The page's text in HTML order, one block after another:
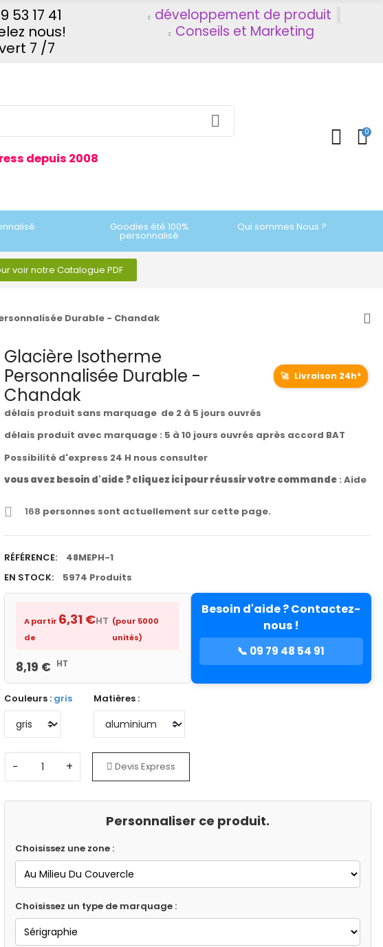
53 17 41
nous!
7 /7
développement de produit
Conseils et Marketing
depuis 2008
0
Goodies été 100%
personnalisé
Qui sommes Nous ?
voir notre Catalogue PDF
Durable - Chandak
Glacière Isotherme
Personnalisée Durable -
Chandak
🚀 Livraison 24h*
délais produit sans marquage de 2 à 5 jours ouvrés
délais produit avec marquage : 5 à 10 jours ouvrés après accord BAT
Possibilité d'express 24 H nous consulter
vous avez besoin d'aide ? cliquez ici pour réussir votre commande: Aide
168 personnes sont actuellement sur cette page.
RÉFÉRENCE:
48MEPH-1
EN STOCK:
5974 Produits
A partir
de
6,31 €HT (pour 5000
unités)
8,19 € HT
Besoin d'aide ? Contactez-
nous !
📞 09 79 48 54 91
Couleurs : gris Matières :
− + Devis Express
Personnaliser ce produit.
Choisissez une zone :
Choisissez un type de marquage :